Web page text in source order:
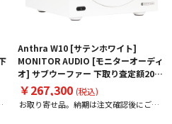
Anthra W10 [サテンホワイト]
MONITOR AUDIO [モニターオーディ
オ] サブウーファー 下取り査定額20%
アップ実施中！
￥267,300 (税込)
お取り寄せ品。納期は注文確認後にご案